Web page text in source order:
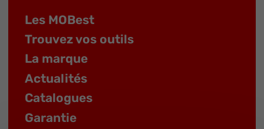
Les MOBest
Trouvez vos outils
La marque
Actualités
Catalogues
Garantie